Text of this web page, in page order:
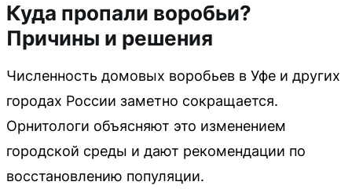
Куда пропали воробьи?
Причины и решения
Численность домовых воробьев в Уфе и других
городах России заметно сокращается.
Орнитологи объясняют это изменением
городской среды и дают рекомендации по
восстановлению популяции.